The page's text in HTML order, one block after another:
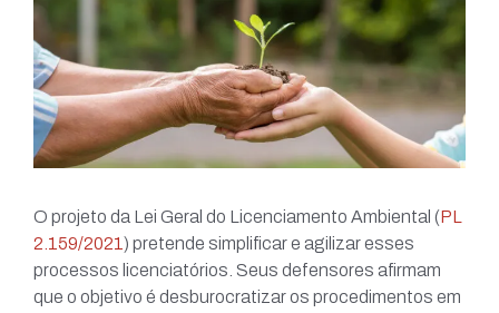
O projeto da Lei Geral do Licenciamento Ambiental (PL
2.159/2021 ) pretende simplificar e agilizar esses
processos licenciatórios. Seus defensores afirmam
que o objetivo é desburocratizar os procedimentos em